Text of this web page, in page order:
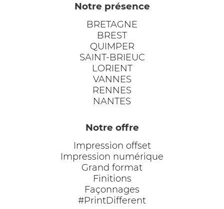
Notre présence
BRETAGNE
BREST
QUIMPER
SAINT-BRIEUC
LORIENT
VANNES
RENNES
NANTES
Notre offre
Impression offset
Impression numérique
Grand format
Finitions
Façonnages
#PrintDifferent